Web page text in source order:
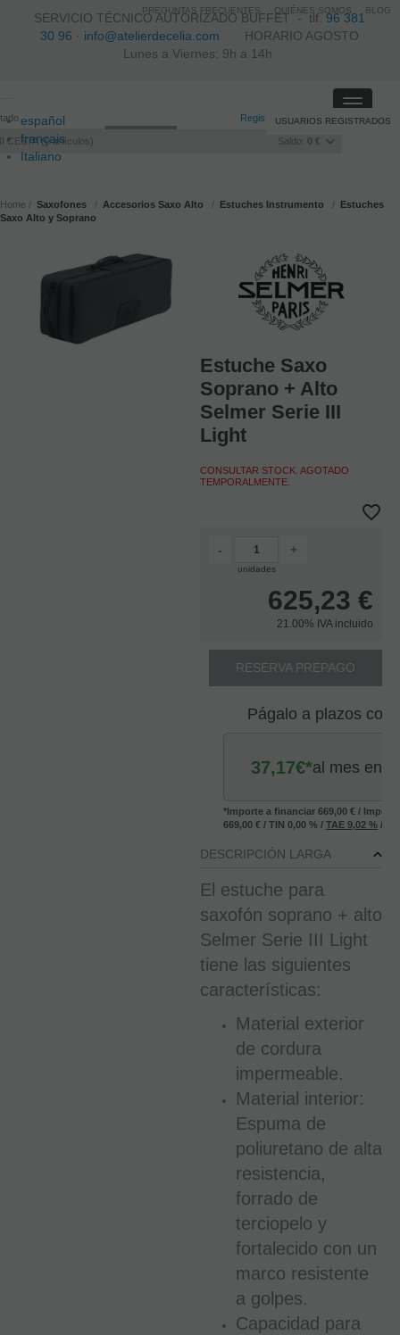
SERVICIO TÉCNICO AUTORIZADO BUFFET -tlf.96 381
30 96 · info@atelierdecelia.com HORARIO AGOSTO
Lunes a Viernes: 9h a 14h
español
français
Italiano
Registro /Iniciar sesión
CESTA 0artículos Saldo: 0 €
USUARIOS REGISTRADOS
Toggle
Home Saxofones Accesorios Saxo Alto Estuches Instrumento
Estuches
Saxo Alto y Soprano
Estuche Saxo
Soprano + Alto
Selmer Serie III
Light
CONSULTAR STOCK. AGOTADO
TEMPORALMENTE.
-
unidades
+
625,23 €
21.00% IVA incluido
RESERVA PREPAGO
Págalo a plazos con
37,17€*al mes en
*Importe a financiar 669,00 € /
669,00 € / TIN 0,00 % / TAE 9,02 % /
DESCRIPCIÓN LARGA
El estuche para
saxofón soprano + alto
Selmer Serie III Light
tiene las siguientes
características:
Material exterior
de cordura
impermeable.
Material interior:
Espuma de
poliuretano de alta
resistencia,
forrado de
terciopelo y
fortalecido con un
marco resistente
a golpes.
Capacidad para
PREGUNTAS FRECUENTES QUIÉNES SOMOS BLOG